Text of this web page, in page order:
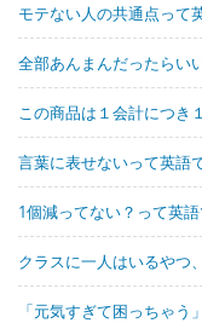
モテない人の共通点って
全部あんまんだったらい
この商品は１会計につき
言葉に表せないって英語
1個減ってない？って英
クラスに一人はいるやつ
「元気すぎて困っちゃう